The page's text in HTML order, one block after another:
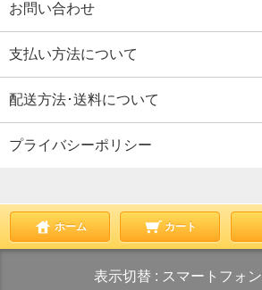
お問い合わせ
支払い方法について
配送方法･送料について
プライバシーポリシー
ホーム カート
表示切替 : スマートフォン